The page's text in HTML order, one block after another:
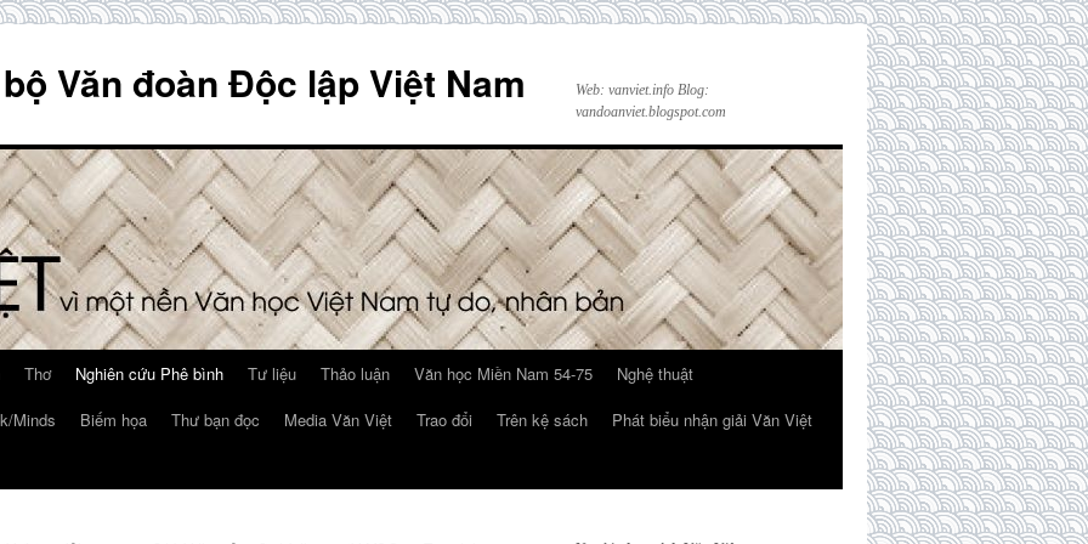
Văn đoàn Độc lập Việt Nam
Web: vanviet.info Blog:
vandoanviet.blogspot.com
Thơ Nghiên cứu Phê bình Tư liệu Thảo luận Văn học Miền Nam 54-75
Nghệ thuật
Minds Biếm họa Thư bạn đọc Media Văn Việt Trao đổi Trên kệ sách
Phát biểu nhận giải Văn Việt